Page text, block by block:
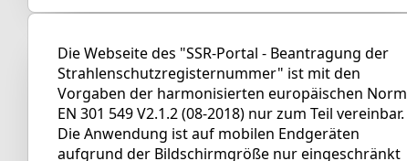
Die Webseite des "SSR-Portal - Beantragung der
Strahlenschutzregisternummer" ist mit den
Vorgaben der harmonisierten europäischen Norm
EN 301 549 V2.1.2 (08-2018) nur zum Teil vereinbar.
Die Anwendung ist auf mobilen Endgeräten
aufgrund der Bildschirmgröße nur eingeschränkt